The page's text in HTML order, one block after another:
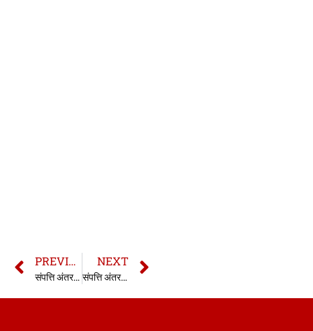
PREVIOUS
संपत्ति अंतरण अधिनियम की धारा 36 | Section 36 TPA in hindi
NEXT
संपत्ति अंतरण अधिनियम की धारा 38 | Section 38 TPA in hindi